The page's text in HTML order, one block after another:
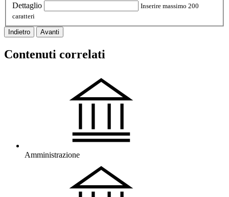
Dettaglio
Inserire massimo 200
caratteri
Indietro Avanti
Contenuti correlati
Amministrazione